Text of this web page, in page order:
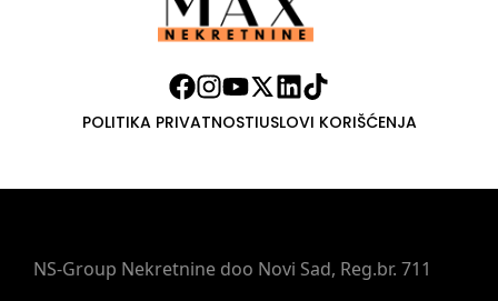
POLITIKA PRIVATNOSTIUSLOVI KORIŠĆENJA
NS-Group Nekretnine doo Novi Sad, Reg.br. 711